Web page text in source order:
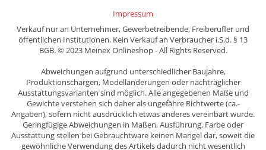
Impressum
Verkauf nur an Unternehmer, Gewerbetreibende, Freiberufler und
öffentlichen Institutionen. Kein Verkauf an Verbraucher i.S.d. § 13
BGB. © 2023 Meinex Onlineshop - All Rights Reserved.
Abweichungen aufgrund unterschiedlicher Baujahre,
Produktionschargen, Modelländerungen oder nachträglicher
Ausstattungsvarianten sind möglich. Alle angegebenen Maße und
Gewichte verstehen sich daher als ungefähre Richtwerte (ca.-
Angaben), sofern nicht ausdrücklich etwas anderes vereinbart wurde.
Geringfügige Abweichungen in Maßen, Ausführung, Farbe oder
Ausstattung stellen bei Gebrauchtware keinen Mangel dar, soweit die
gewöhnliche Verwendung des Artikels dadurch nicht wesentlich